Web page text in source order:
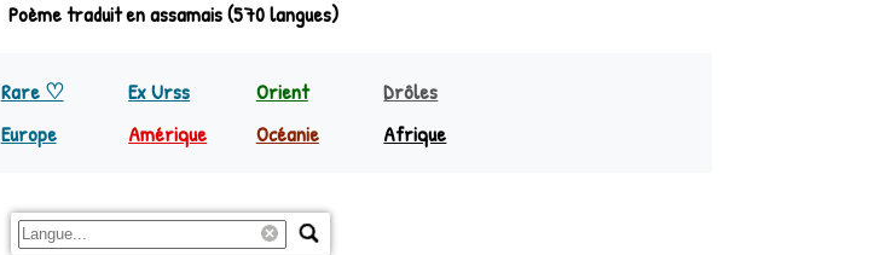
Rare ♡ Ex Urss Orient
Drôles
Europe
Amérique
Océanie
Afrique
Poème traduit en assamais (570 langues)